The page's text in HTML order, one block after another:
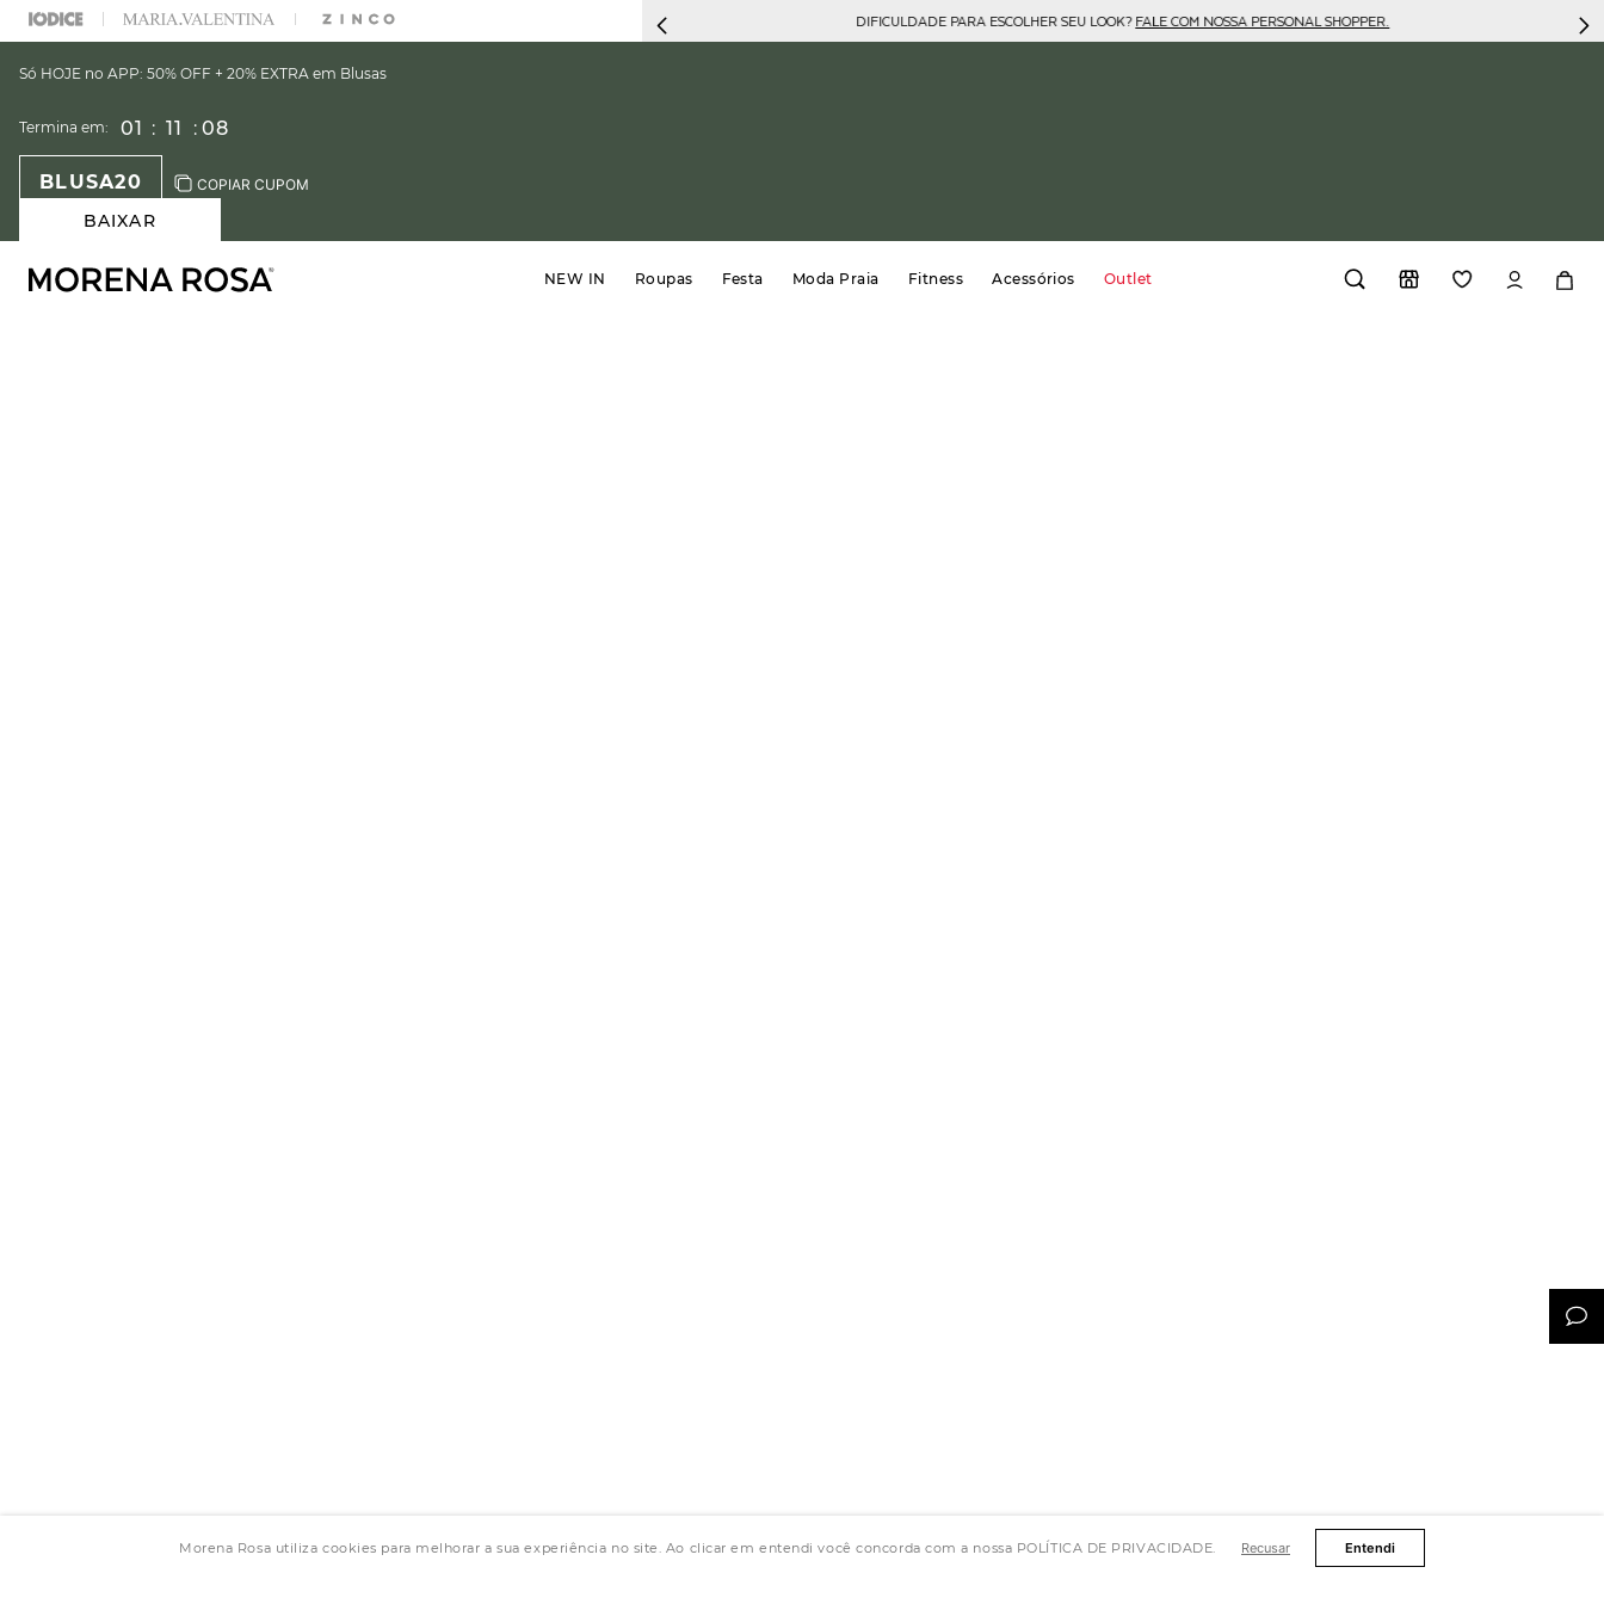
Morena Rosa utiliza cookies para melhorar a sua experiência no site. Ao clicar em entendi você concorda com a nossa POLÍTICA DE PRIVACIDADE. Recusar Entendi
OFF NA SUA 1° COMPRA USANDO O CUPOM: PRIMEIRAMR DIFICULDADE PARA ESCOLHER SEU LOOK?FALE COM NOSSA PERSONAL SHOPPER.
Só HOJE no APP: 50% OFF + 20% EXTRA em Blusas
Termina em: 01 : 11 : 08
BLUSA20 COPIAR CUPOM
BAIXAR
NEW IN Roupas Festa Moda Praia Fitness Acessórios Outlet